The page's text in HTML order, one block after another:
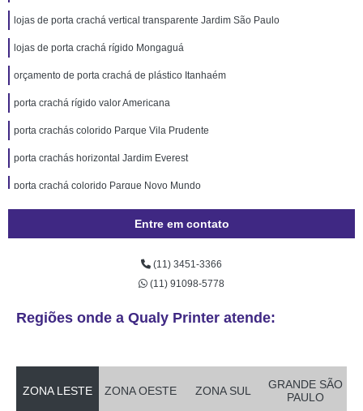
lojas de porta crachá vertical transparente Jardim São Paulo
lojas de porta crachá rígido Mongaguá
orçamento de porta crachá de plástico Itanhaém
porta crachá rígido valor Americana
porta crachás colorido Parque Vila Prudente
porta crachás horizontal Jardim Everest
porta crachá colorido Parque Novo Mundo
lojas de porta crachá retrátil Itaquera
lojas de porta crachá colorido Vila Suzana
orçamento de porta crachá vertical transparente Santa Isabel
Entre em contato
(11) 3451-3366
(11) 91098-5778
Regiões onde a Qualy Printer atende:
ZONA LESTE ZONA OESTE ZONA SUL
GRANDE SÃO
PAULO